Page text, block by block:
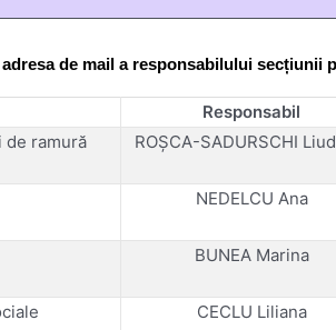
de mail a responsabilului secțiunii
Responsabil
de ramură ROȘCA-SADURSCHI
NEDELCU Ana
BUNEA Marina
CECLU Liliana